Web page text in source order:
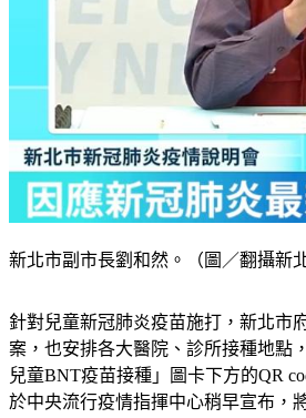
案，也安排各大醫院、診所接種地點
兒童BNT疫苗接種」圖卡下方的QR
於中央流行疫情指揮中心稍早宣布，
苗接種站，副市長劉和然表示，正在